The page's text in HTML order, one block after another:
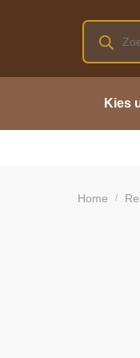
Kies
Home /